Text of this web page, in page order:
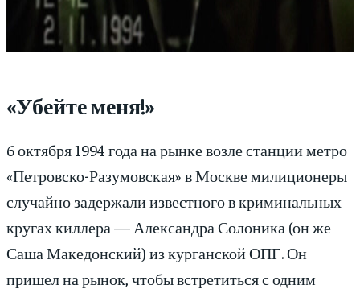
«Убейте меня!»
6 октября 1994 года на рынке возле станции метро
«Петровско-Разумовская» в Москве милиционеры
случайно задержали известного в криминальных
кругах киллера — Александра Солоника (он же
Саша Македонский) из курганской ОПГ. Он
пришел на рынок, чтобы встретиться с одним